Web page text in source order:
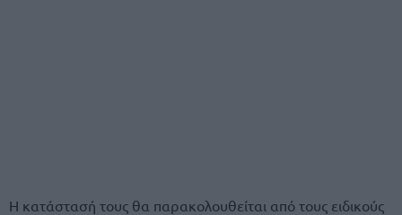
Η κατάστασή τους θα παρακολουθείται από τους ειδικούς